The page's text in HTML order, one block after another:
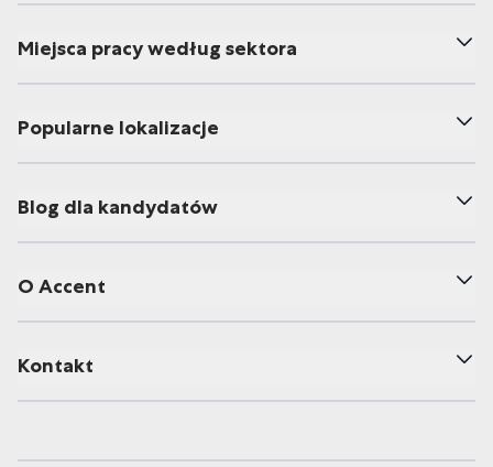
Miejsca pracy według sektora
Popularne lokalizacje
Blog dla kandydatów
O Accent
Kontakt